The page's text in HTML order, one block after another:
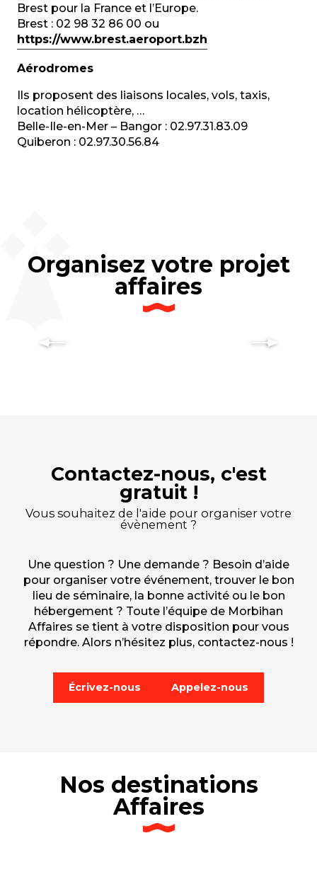
Brest pour la France et l’Europe.
Brest : 02 98 32 86 00 ou
https://www.brest.aeroport.bzh
Aérodromes
Ils proposent des liaisons locales, vols, taxis,
location hélicoptère, …
Belle-Ile-en-Mer – Bangor : 02.97.31.83.09
Quiberon : 02.97.30.56.84
Organisez votre projet
affaires
Les principales destinations
Contactez-nous, c'est
gratuit !
Vous souhaitez de l'aide pour organiser votre
évènement ?
Une question ? Une demande ? Besoin d’aide
pour organiser votre événement, trouver le bon
lieu de séminaire, la bonne activité ou le bon
hébergement ? Toute l’équipe de Morbihan
Affaires se tient à votre disposition pour vous
répondre. Alors n’hésitez plus, contactez-nous !
Écrivez-nous Appelez-nous
Nos destinations
Affaires
Presqu’île de Quiberon
Belle Ile en Mer
Vannes Golfe du Morbihan
Canal de Nantes à Brest
Brocéliande